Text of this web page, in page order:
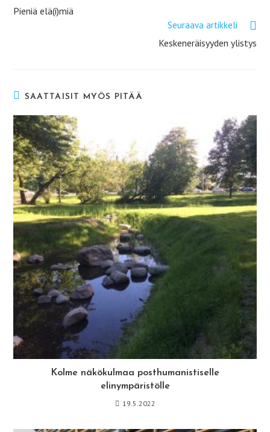
artikkeleita
Pieniä elä(i)miä
Seuraava artikkeli
Keskeneräisyyden ylistys
SAATTAISIT MYÖS PITÄÄ
Kolme näkökulmaa posthumanistiselle
elinympäristölle
19.5.2022